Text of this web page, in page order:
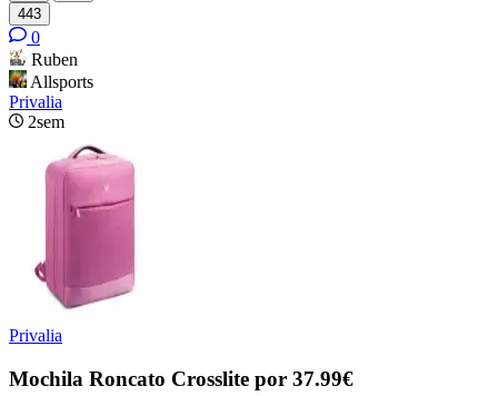
443
0
Ruben
Allsports
Privalia
2sem
Privalia
Mochila Roncato Crosslite por 37.99€